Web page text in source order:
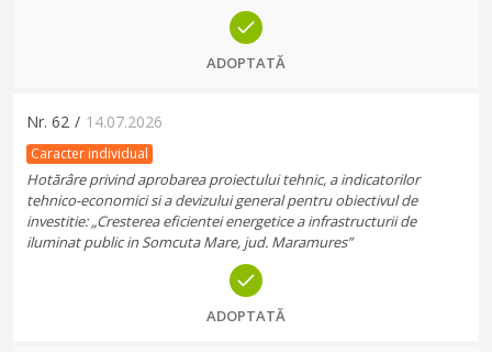
ADOPTATĂ
Nr. 62 / 14.07.2026
Caracter individual
Hotărâre privind aprobarea proiectului tehnic, a indicatorilor
tehnico-economici si a devizului general pentru obiectivul de
investitie: „Cresterea eficientei energetice a infrastructurii de
iluminat public in Somcuta Mare, jud. Maramures”
ADOPTATĂ